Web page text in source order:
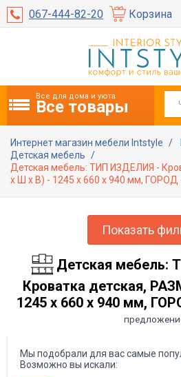
067-444-82-20 Корзина
Все для дома и уюта
Все товары
Интернет магазин мебели Intstyle
Детская мебель
Детская мебель: ТИП ИЗДЕЛИЯ -
х Ш х В) - 1245 х 660 х 940 мм, ГОРОД
Показать
Детская мебель:
Кроватка детская,
1245 х 660 х 940 мм,
Мы подобрали для вас самые
Возможно вы искали: